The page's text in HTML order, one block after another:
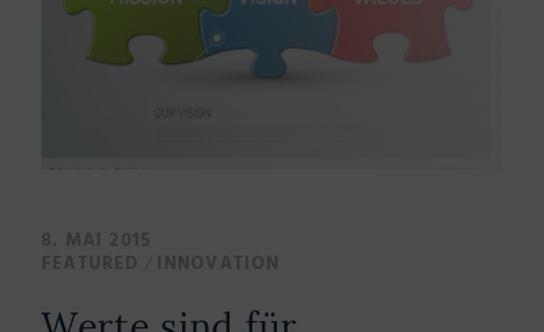
8. MAI 2015
FEATURED / INNOVATION